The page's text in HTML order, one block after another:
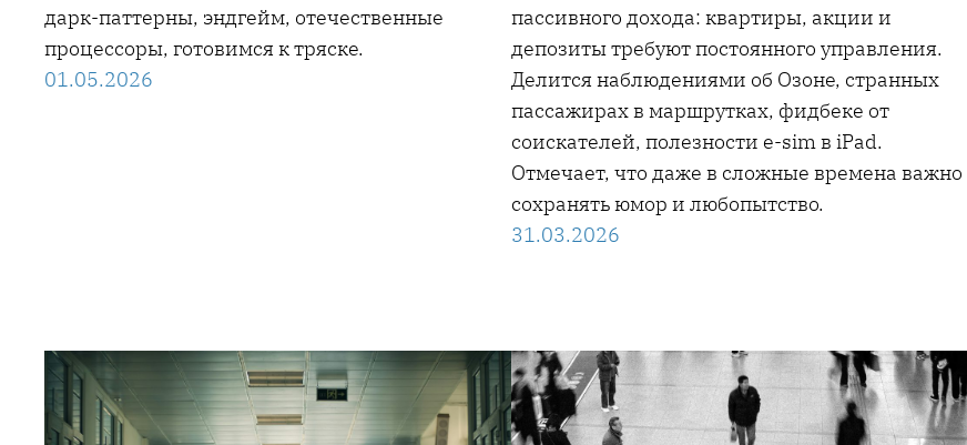
дарк-паттерны, эндгейм, отечественные
процессоры, готовимся к тряске.
01.05.2026
пассивного дохода: квартиры, акции и
депозиты требуют постоянного управления.
Делится наблюдениями об Озоне, странных
пассажирах в маршрутках, фидбеке от
соискателей, полезности e-sim в iPad.
Отмечает, что даже в сложные времена важно
сохранять юмор и любопытство.
31.03.2026